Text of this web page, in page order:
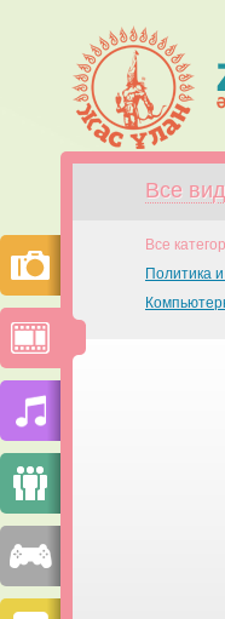
Все
Все
Политика